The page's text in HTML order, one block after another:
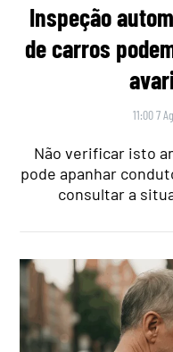
Inspeção
de carros
11:00 7
Não verificar isto
pode apanhar
consultar a